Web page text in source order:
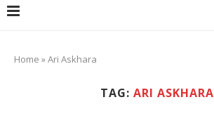
Home »Ari Askhara
TAG: ARI ASKHARA